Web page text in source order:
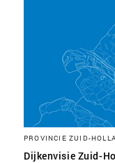
PROVINCIE ZUID-
Dijkenvisie Zuid-